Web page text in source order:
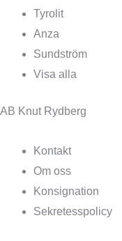
Tyrolit
Anza
Sundström
Visa alla
AB Knut Rydberg
Kontakt
Om oss
Konsignation
Sekretesspolicy